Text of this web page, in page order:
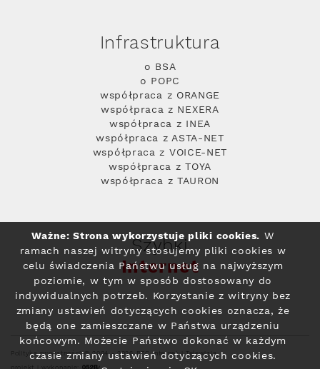
Infrastruktura
o BSA
o POPC
współpraca z ORANGE
współpraca z NEXERA
współpraca z INEA
współpraca z ASTA-NET
współpraca z VOICE-NET
współpraca z TOYA
współpraca z TAURON
Szybki
Internet
Polityka prywatności© 2004 - 2026 RFC Internet i Telewizja
Ważne: Strona wykorzystuje pliki cookies. W
ramach naszej witryny stosujemy pliki cookies w
celu świadczenia Państwu usług na najwyższym
poziomie, w tym w sposób dostosowany do
indywidualnych potrzeb. Korzystanie z witryny bez
zmiany ustawień dotyczących cookies oznacza, że
będą one zamieszczane w Państwa urządzeniu
końcowym. Możecie Państwo dokonać w każdym
czasie zmiany ustawień dotyczących cookies.